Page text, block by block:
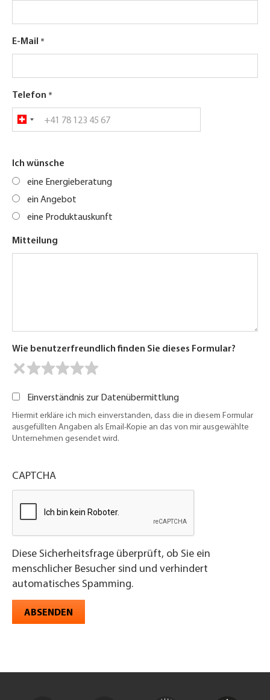
E-Mail
Telefon
Ich wünsche
eine Energieberatung
ein Angebot
eine Produktauskunft
Mitteilung
Wie benutzerfreundlich finden Sie dieses Formular?
Einverständnis zur Datenübermittlung
Hiermit erkläre ich mich einverstanden, dass die in diesem Formular
ausgefüllten Angaben als Email-Kopie an das von mir ausgewählte
Unternehmen gesendet wird.
CAPTCHA
Diese Sicherheitsfrage überprüft, ob Sie ein
menschlicher Besucher sind und verhindert
automatisches Spamming.
ABSENDEN